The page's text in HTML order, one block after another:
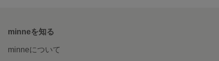
minneを知る
minneについて